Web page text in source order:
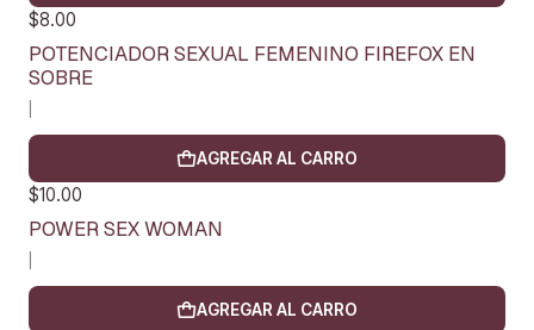
$8.00
POTENCIADOR SEXUAL FEMENINO FIREFOX EN
SOBRE
AGREGAR AL CARRO
$10.00
POWER SEX WOMAN
AGREGAR AL CARRO